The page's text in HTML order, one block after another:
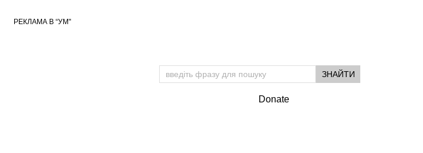
РЕКЛАМА В “УМ"
Donate